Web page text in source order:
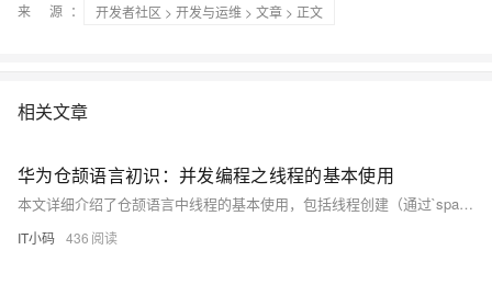
来 源：
开发者社区 > 开发与运维 > 文章 > 正文
相关文章
华为仓颉语言初识：并发编程之线程的基本使用
本文详细介绍了仓颉语言中线程的基本使用，包括线程创建（通过`spawn`关键字）、线程名称设置、线程执行控制（使用`get`方法阻塞主线程以获取子线程结果）以及线程取消（通过`cancel()`方法）。文章还指出仓颉线程与Java等语言的差异，例如默认不提供线程名称。掌握这些内容有助于开发者高效处理并发任务，提升程序性能。
IT小码 436